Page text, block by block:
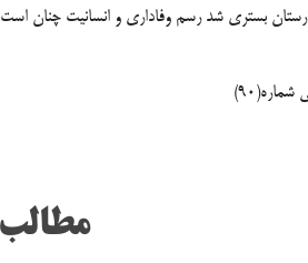
بستري شد رسم وفاداري و انسانيت چنان